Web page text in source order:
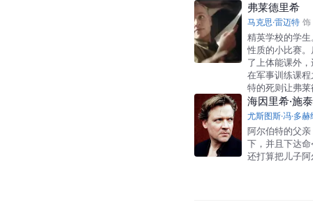
弗莱德里希
马克思·雷迈特 饰
精英学校的学
性质的小比赛
了上体能课外，
在军事训练课
特的死则让弗
海因里希·施
尤斯图斯·冯·多
阿尔伯特的父
下，并且下达
还打算把儿子